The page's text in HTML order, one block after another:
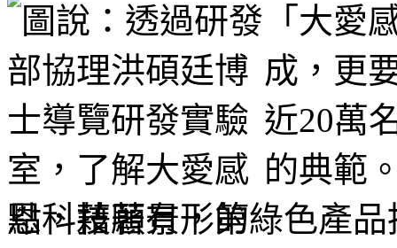
「大愛
成，更
近20萬
的典範
點，藉著有形的綠色產